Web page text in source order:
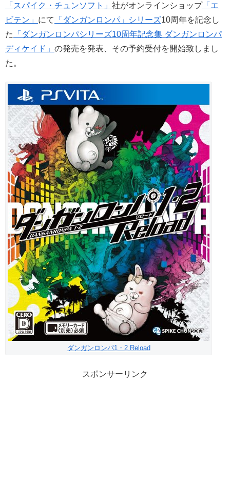
「スパイク・チュンソフト」 社がオンラインショップ「エ
ビテン」 にて 「ダンガンロンパ」シリーズ10周年を記念し
た
「ダンガンロンパシリーズ10周年記念集 ダンガンロンパ
ディケイド」 の発売を発表、その予約受付を開始致しまし
た。
ダンガンロンパ1・2 Reload
スポンサーリンク